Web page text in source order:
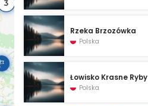
Rzeka Brzozówka
Polska
Łowisko Krasne Ryby
Polska